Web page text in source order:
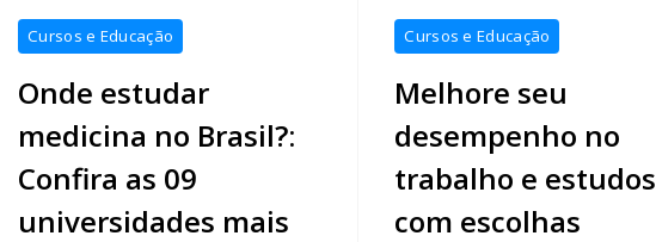
Cursos e Educação
Onde estudar
medicina no Brasil?:
Confira as 09
universidades mais
Crédito
imagens
-
https://www.freepik.com/
Cursos e Educação
Melhore seu
desempenho no
trabalho e estudos
com escolhas